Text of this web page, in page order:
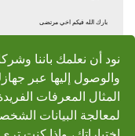
نود أن نعلمك باننا
والوصول إليها عبر
المثال المعرفات
لمعالجة البيانات
بارك الله فيكم اخي مرتضى
تلاوة من روائع الشيخ عبد الباسط اسكنه